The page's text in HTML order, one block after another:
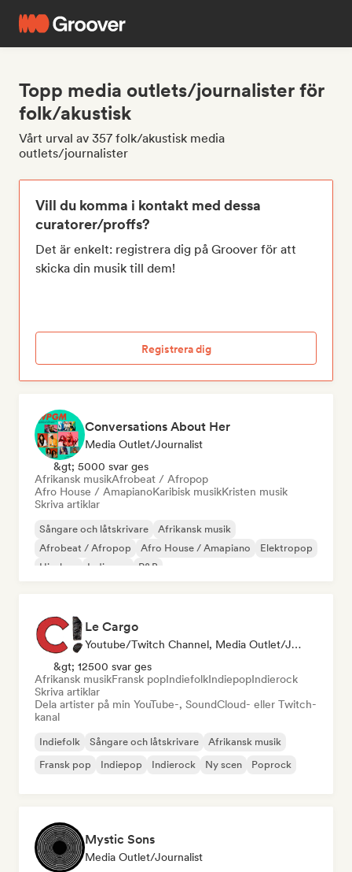
Topp media outlets/journalister för
folk/akustisk
Vårt urval av 357 folk/akustisk media
outlets/journalister
Vill du komma i kontakt med dessa
curatorer/proffs?
Det är enkelt: registrera dig på Groover för att
skicka din musik till dem!
Registrera dig
Conversations About Her
Media Outlet/Journalist
&gt; 5000 svar ges
Afrikansk musikAfrobeat / Afropop
Afro House / AmapianoKaribisk musikKristen musik
Skriva artiklar
Sångare och låtskrivare
Afrikansk musik
Afrobeat / Afropop
Afro House / Amapiano
Elektropop
Hip-hop
Indiepop R&B
Le Cargo
Youtube/Twitch Channel, Media Outlet/Journalist
&gt; 12500 svar ges
Afrikansk musikFransk popIndiefolkIndiepopIndierock
Skriva artiklar
Dela artister på min YouTube-, SoundCloud- eller Twitch-
kanal
Indiefolk Sångare och låtskrivare
Afrikansk musik
Fransk pop
Indiepop Indierock Ny scen Poprock
Mystic Sons
Media Outlet/Journalist